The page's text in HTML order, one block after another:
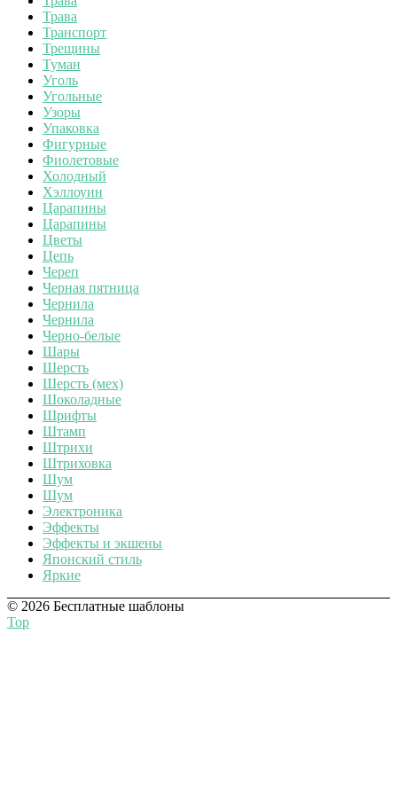
Трава
Транспорт
Трещины
Туман
Уголь
Угольные
Узоры
Упаковка
Фигурные
Фиолетовые
Холодный
Хэллоуин
Царапины
Царапины
Цветы
Цепь
Череп
Черная пятница
Чернила
Чернила
Черно-белые
Шары
Шерсть
Шерсть (мех)
Шоколадные
Шрифты
Штамп
Штрихи
Штриховка
Шум
Шум
Электроника
Эффекты
Эффекты и экшены
Японский стиль
Яркие
© 2026 Бесплатные шаблоны
Top